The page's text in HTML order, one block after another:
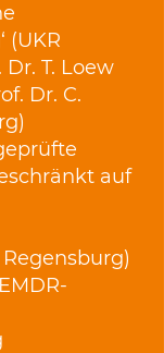
(UKR
T. Loew
Dr. C.
auf